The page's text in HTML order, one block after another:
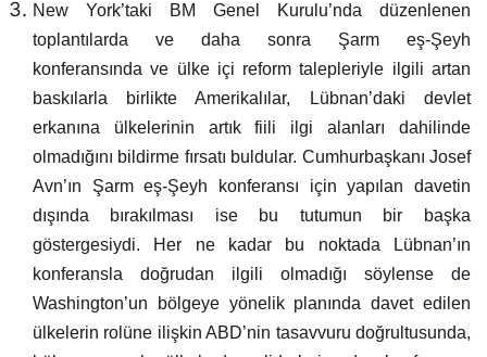
New York’taki BM Genel Kurulu’nda düzenlenen
toplantılarda ve daha sonra Şarm eş-Şeyh
konferansında ve ülke içi reform talepleriyle ilgili artan
baskılarla birlikte Amerikalılar, Lübnan’daki devlet
erkanına ülkelerinin artık fiili ilgi alanları dahilinde
olmadığını bildirme fırsatı buldular. Cumhurbaşkanı Josef
Avn’ın Şarm eş-Şeyh konferansı için yapılan davetin
dışında bırakılması ise bu tutumun bir başka
göstergesiydi. Her ne kadar bu noktada Lübnan’ın
konferansla doğrudan ilgili olmadığı söylense de
Washington’un bölgeye yönelik planında davet edilen
ülkelerin rolüne ilişkin ABD’nin tasavvuru doğrultusunda,